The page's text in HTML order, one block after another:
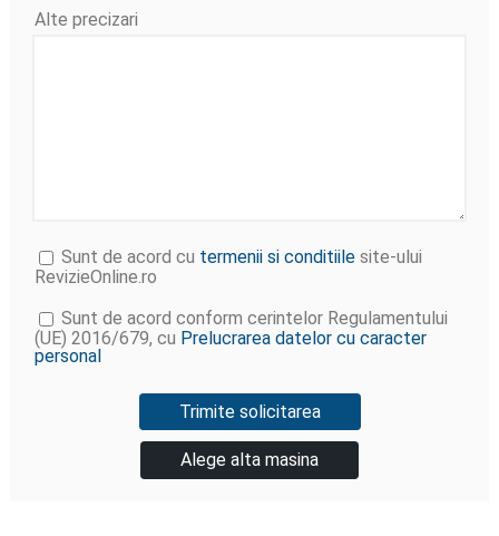
Alte precizari
Sunt de acord cu termenii si conditiile site-ului
RevizieOnline.ro
Sunt de acord conform cerintelor Regulamentului
(UE) 2016/679, cu Prelucrarea datelor cu caracter
personal
Alege alta masina